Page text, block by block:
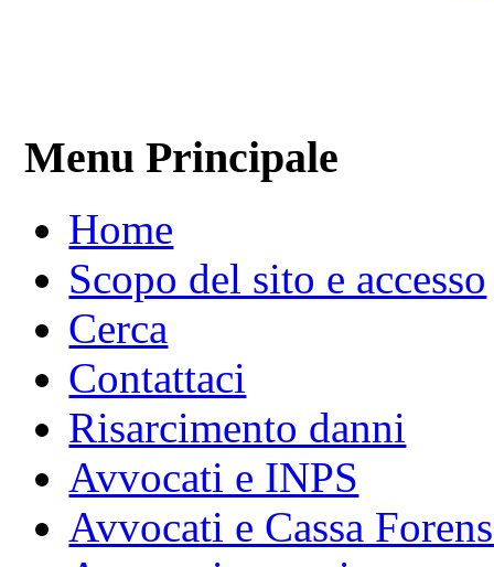
Menu Principale
Home
Scopo del sito e accesso
Cerca
Contattaci
Risarcimento danni
Avvocati e INPS
Avvocati e Cassa